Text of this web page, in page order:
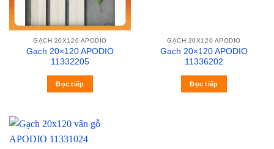
GẠCH 20X120 APODIO
Gạch 20×120 APODIO
11332205
Đọc tiếp
GẠCH 20X120 APODIO
Gạch 20×120 APODIO
11336202
Đọc tiếp